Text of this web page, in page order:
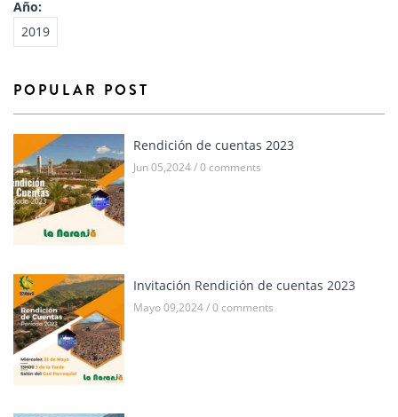
Año:
2019
POPULAR POST
Rendición de cuentas 2023
Jun 05,2024 / 0 comments
Invitación Rendición de cuentas 2023
Mayo 09,2024 / 0 comments